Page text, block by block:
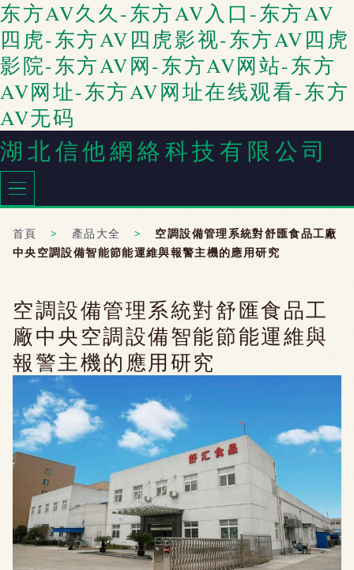
东方AV久久-东方AV入口-东方AV
四虎-东方AV四虎影视-东方AV四虎
影院-东方AV网-东方AV网站-东方
AV网址-东方AV网址在线观看-东方
AV无码
湖北信他網絡科技有限公司
首頁 > 產品大全 >
空調設備管理系統對舒匯食品工廠
中央空調設備智能節能運維與報警主機的應用研究
空調設備管理系統對舒匯食品工
廠中央空調設備智能節能運維與
報警主機的應用研究